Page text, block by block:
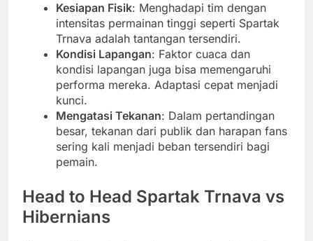
Kesiapan Fisik: Menghadapi tim dengan
intensitas permainan tinggi seperti Spartak
Trnava adalah tantangan tersendiri.
Kondisi Lapangan: Faktor cuaca dan
kondisi lapangan juga bisa memengaruhi
performa mereka. Adaptasi cepat menjadi
kunci.
Mengatasi Tekanan: Dalam pertandingan
besar, tekanan dari publik dan harapan fans
sering kali menjadi beban tersendiri bagi
pemain.
Head to Head Spartak Trnava vs
Hibernians